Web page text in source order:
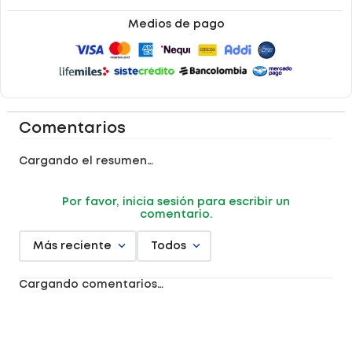
Medios de pago
Comentarios
Cargando el resumen…
Por favor, inicia sesión para escribir un
comentario.
Más reciente Todos
Cargando comentarios…